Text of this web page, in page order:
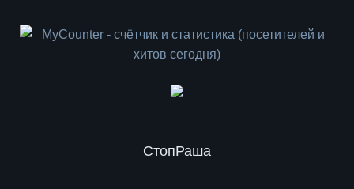
СтопРаша